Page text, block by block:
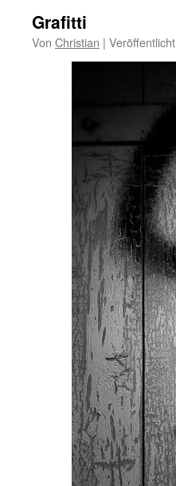
Grafitti
Von Christian | Veröffentlicht